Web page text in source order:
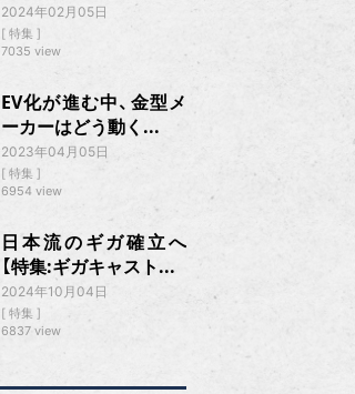
2024年02月05日
特集
7035 view
EV化が進む中、金型メ
ーカーはどう動く...
2023年04月05日
特集
6954 view
日本流のギガ確立へ
【特集:ギガキャスト...
2024年10月04日
特集
6837 view